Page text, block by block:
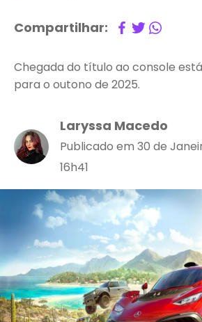
Compartilhar:
Chegada do título ao console
para o outono de 2025.
Laryssa Macedo
Publicado em 30 de
16h41